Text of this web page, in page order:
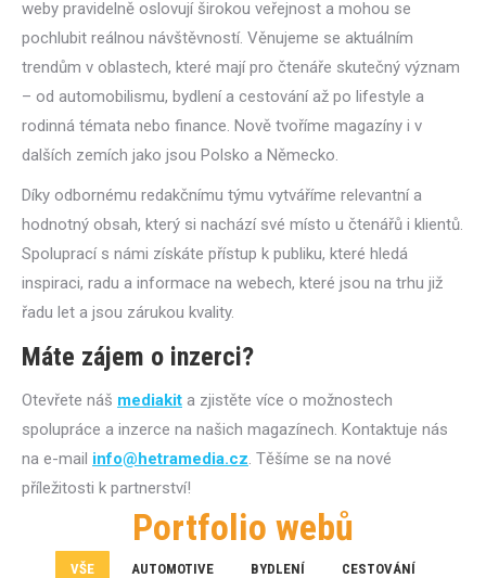
weby pravidelně oslovují širokou veřejnost a mohou se
pochlubit reálnou návštěvností. Věnujeme se aktuálním
trendům v oblastech, které mají pro čtenáře skutečný význam
– od automobilismu, bydlení a cestování až po lifestyle a
rodinná témata nebo finance. Nově tvoříme magazíny i v
dalších zemích jako jsou Polsko a Německo.
Díky odbornému redakčnímu týmu vytváříme relevantní a
hodnotný obsah, který si nachází své místo u čtenářů i klientů.
Spoluprací s námi získáte přístup k publiku, které hledá
inspiraci, radu a informace na webech, které jsou na trhu již
řadu let a jsou zárukou kvality.
Máte zájem o inzerci?
Otevřete náš mediakit a zjistěte více o možnostech
spolupráce a inzerce na našich magazínech. Kontaktuje nás
na e-mail info@hetramedia.cz. Těšíme se na nové
příležitosti k partnerství!
Portfolio webů
VŠE AUTOMOTIVE BYDLENÍ CESTOVÁNÍ